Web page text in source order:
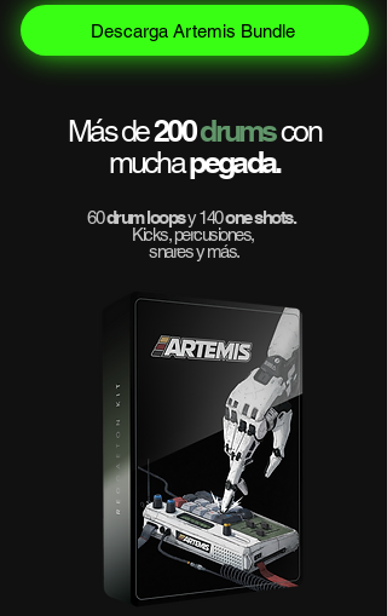
Descarga Artemis Bundle
Más de200drumscon
muchapegada.
60drum loopsy140one shots.
Kicks, percusiones,
snares y más.